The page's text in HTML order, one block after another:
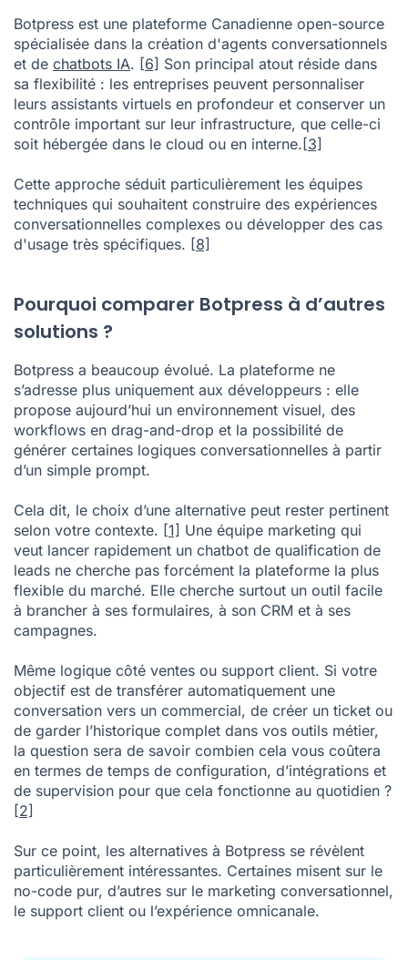
Botpress est une plateforme Canadienne open-source
spécialisée dans la création d'agents conversationnels
et de chatbots IA. [6] Son principal atout réside dans
sa flexibilité : les entreprises peuvent personnaliser
leurs assistants virtuels en profondeur et conserver un
contrôle important sur leur infrastructure, que celle-ci
soit hébergée dans le cloud ou en interne. [3]
Cette approche séduit particulièrement les équipes
techniques qui souhaitent construire des expériences
conversationnelles complexes ou développer des cas
d'usage très spécifiques. [8]
Pourquoi comparer Botpress à d’autres
solutions ?
Botpress a beaucoup évolué. La plateforme ne
s’adresse plus uniquement aux développeurs : elle
propose aujourd’hui un environnement visuel, des
workflows en drag-and-drop et la possibilité de
générer certaines logiques conversationnelles à partir
d’un simple prompt.
Cela dit, le choix d’une alternative peut rester pertinent
selon votre contexte. [1] Une équipe marketing qui
veut lancer rapidement un chatbot de qualification de
leads ne cherche pas forcément la plateforme la plus
flexible du marché. Elle cherche surtout un outil facile
à brancher à ses formulaires, à son CRM et à ses
campagnes.
Même logique côté ventes ou support client. Si votre
objectif est de transférer automatiquement une
conversation vers un commercial, de créer un ticket ou
de garder l’historique complet dans vos outils métier,
la question sera de savoir combien cela vous coûtera
en termes de temps de configuration, d’intégrations et
de supervision pour que cela fonctionne au quotidien ?
[2]
Sur ce point, les alternatives à Botpress se révèlent
particulièrement intéressantes. Certaines misent sur le
no-code pur, d’autres sur le marketing conversationnel,
le support client ou l’expérience omnicanale.